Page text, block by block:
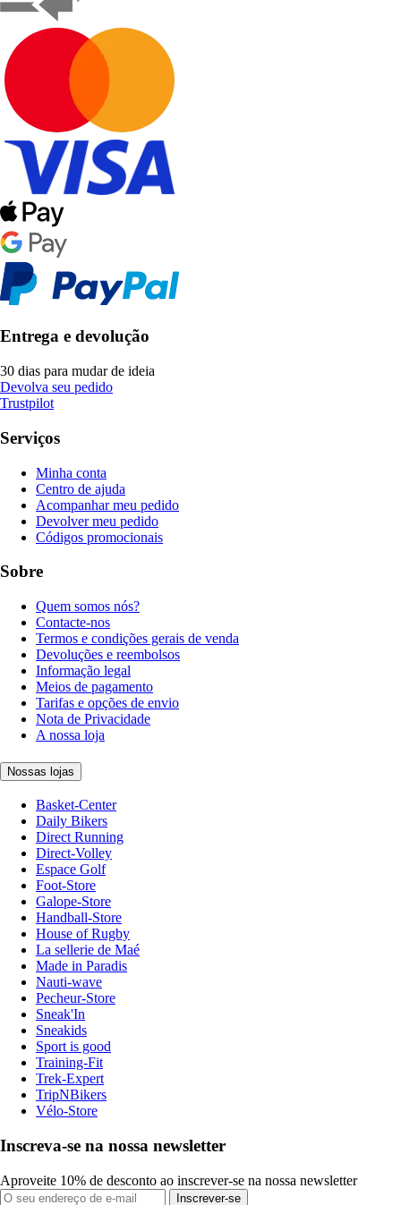
Entrega e devolução
30 dias para mudar de ideia
Devolva seu pedido
Trustpilot
Serviços
Minha conta
Centro de ajuda
Acompanhar meu pedido
Devolver meu pedido
Códigos promocionais
Sobre
Quem somos nós?
Contacte-nos
Termos e condições gerais de venda
Devoluções e reembolsos
Informação legal
Meios de pagamento
Tarifas e opções de envio
Nota de Privacidade
A nossa loja
Nossas lojas
Basket-Center
Daily Bikers
Direct Running
Direct-Volley
Espace Golf
Foot-Store
Galope-Store
Handball-Store
House of Rugby
La sellerie de Maé
Made in Paradis
Nauti-wave
Pecheur-Store
Sneak'In
Sneakids
Sport is good
Training-Fit
Trek-Expert
TripNBikers
Vélo-Store
Inscreva-se na nossa newsletter
Aproveite 10% de desconto ao inscrever-se na nossa newsletter
Inscrever-se